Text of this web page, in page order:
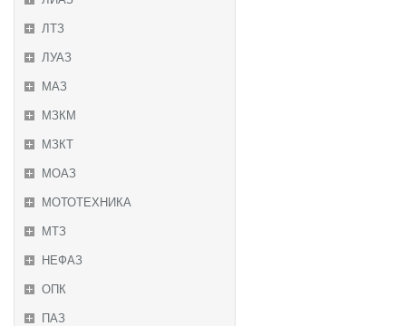
ЛТЗ
ЛУАЗ
МАЗ
МЗКМ
МЗКТ
МОАЗ
МОТОТЕХНИКА
МТЗ
НЕФАЗ
ОПК
ПАЗ